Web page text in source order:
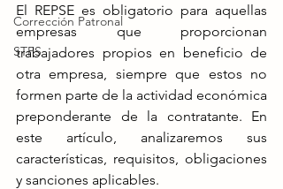
Corrección Patronal
STPS
El REPSE es obligatorio para aquellas
empresas que proporcionan
trabajadores propios en beneficio de
otra empresa, siempre que estos no
formen parte de la actividad económica
preponderante de la contratante. En
este artículo, analizaremos sus
características, requisitos, obligaciones
y sanciones aplicables​.